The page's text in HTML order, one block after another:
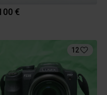
€
12